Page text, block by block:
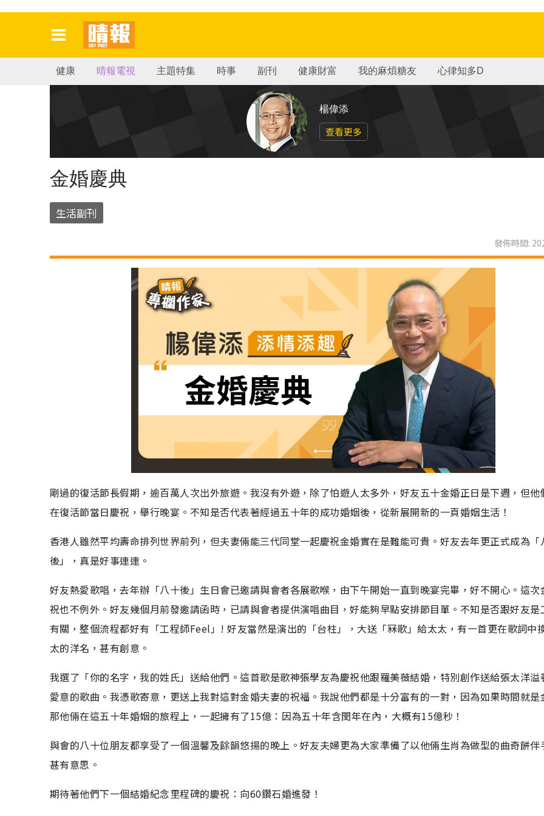
健康 晴報電視 主題特集 時事 副刊 健康財富 我的麻煩糖友 心律知多D
楊偉添
查看更多
金婚慶典
生活副刊
發佈時間:
剛過的復活節長假期，逾百萬人次出外旅遊。我沒有外遊，除了怕遊人太多外，好友五十金婚正日是下週，但他
在復活節當日慶祝，舉行晚宴。不知是否代表著經過五十年的成功婚姻後，從新展開新的一頁婚姻生活！
香港人雖然平均壽命排列世界前列，但夫妻倆能三代同堂一起慶祝金婚實在是難能可貴。好友去年更正式成為「
後」，真是好事連連。
好友熱愛歌唱，去年辦「八十後」生日會已邀請與會者各展歌喉，由下午開始一直到晚宴完畢，好不開心。這次
祝也不例外。好友幾個月前發邀請函時，已請與會者提供演唱曲目，好能夠早點安排節目單。不知是否跟好友是
有關，整個流程都好有「工程師Feel」! 好友當然是演出的「台柱」，大送「冧歌」給太太，有一首更在歌詞中
太的洋名，甚有創意。
我選了「你的名字，我的姓氏」送給他們。這首歌是歌神張學友為慶祝他跟羅美薇結婚，特別創作送給張太洋溢
愛意的歌曲。我憑歌寄意，更送上我對這對金婚夫妻的祝福。我說他們都是十分富有的一對，因為如果時間就是
那他倆在這五十年婚姻的旅程上，一起擁有了15億：因為五十年含閏年在內，大概有15億秒！
與會的八十位朋友都享受了一個溫馨及餘韻悠揚的晚上。好友夫婦更為大家準備了以他倆生肖為做型的曲奇餅伴
甚有意思。
期待著他們下一個結婚紀念里程碑的慶祝：向60鑽石婚進發！